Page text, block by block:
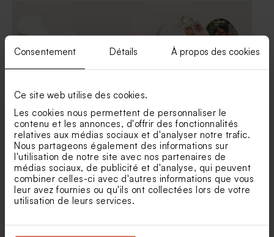
Consentement Détails À propos des cookies
Ce site web utilise des cookies.
Les cookies nous permettent de personnaliser le
contenu et les annonces, d'offrir des fonctionnalités
relatives aux médias sociaux et d'analyser notre trafic.
Nous partageons également des informations sur
l'utilisation de notre site avec nos partenaires de
médias sociaux, de publicité et d'analyse, qui peuvent
combiner celles-ci avec d'autres informations que vous
leur avez fournies ou qu'ils ont collectées lors de votre
utilisation de leurs services.
Marque place mariage
vintage arabesques
élégantes
Rond de serviette mariage
vintage arabesques
élégantes
Boite à dragées mariage
avec dorure
Etui à dragées mariage fleuri
avec dorure